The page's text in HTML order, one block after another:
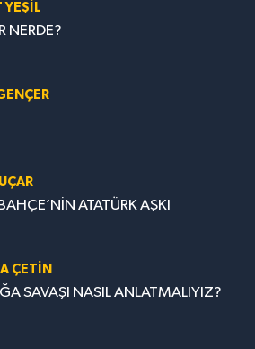
YEŞİL
NERDE?
ATATÜRK AŞKI
ÇETİN
SAVAŞI NASIL ANLATMALIYIZ?